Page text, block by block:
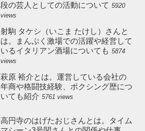
段の芸人としての活動について 5920
views
射駒 タケシ（いこま たけし）さんと
は。まんぷく激場での活躍や経営して
いるイタリアン酒場についても 5874
views
萩原 裕介とは。運営している会社の
年商や格闘技経験、ボクシング歴につ
いても紹介 5761 views
高円寺のはげたおじさんとは。タイム